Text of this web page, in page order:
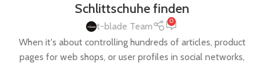
Schlittschuhe finden
t-blade Team 0
When it's about controlling hundreds of articles, product
pages for web shops, or user profiles in social networks,